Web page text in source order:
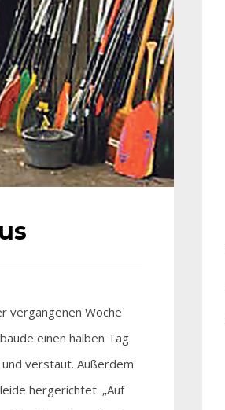
vergangenen Woche
einen halben Tag
verstaut. Außerdem
hergerichtet. „Auf